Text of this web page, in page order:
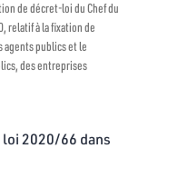
de décret-loi du Chef du
relatif à la fixation de
publics et le
des entreprises
2020/66 dans